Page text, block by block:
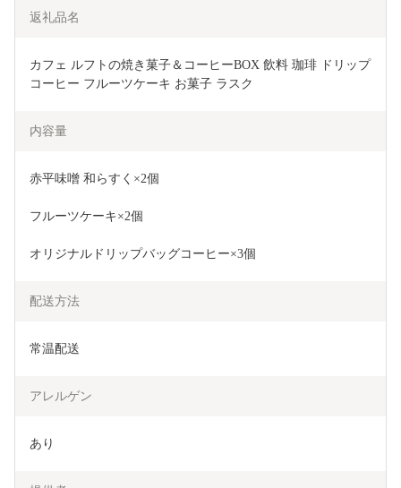
返礼品名
カフェ ルフトの焼き菓子＆コーヒーBOX 飲料 珈琲 ドリップ
コーヒー フルーツケーキ お菓子 ラスク
内容量
赤平味噌 和らすく×2個
フルーツケーキ×2個
オリジナルドリップバッグコーヒー×3個
配送方法
常温配送
アレルゲン
あり